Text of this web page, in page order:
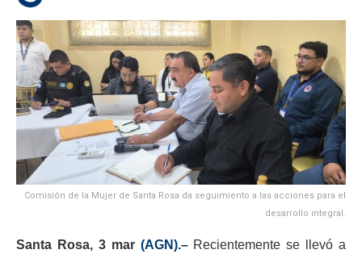
Comisión de la Mujer de Santa Rosa da seguimiento a las acciones para el
desarrollo integral.
Santa Rosa, 3 mar (AGN).–Recientemente se llevó a